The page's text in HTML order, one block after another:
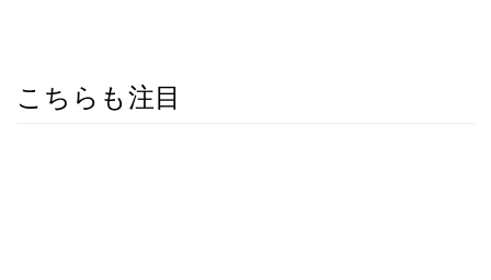
こちらも注目